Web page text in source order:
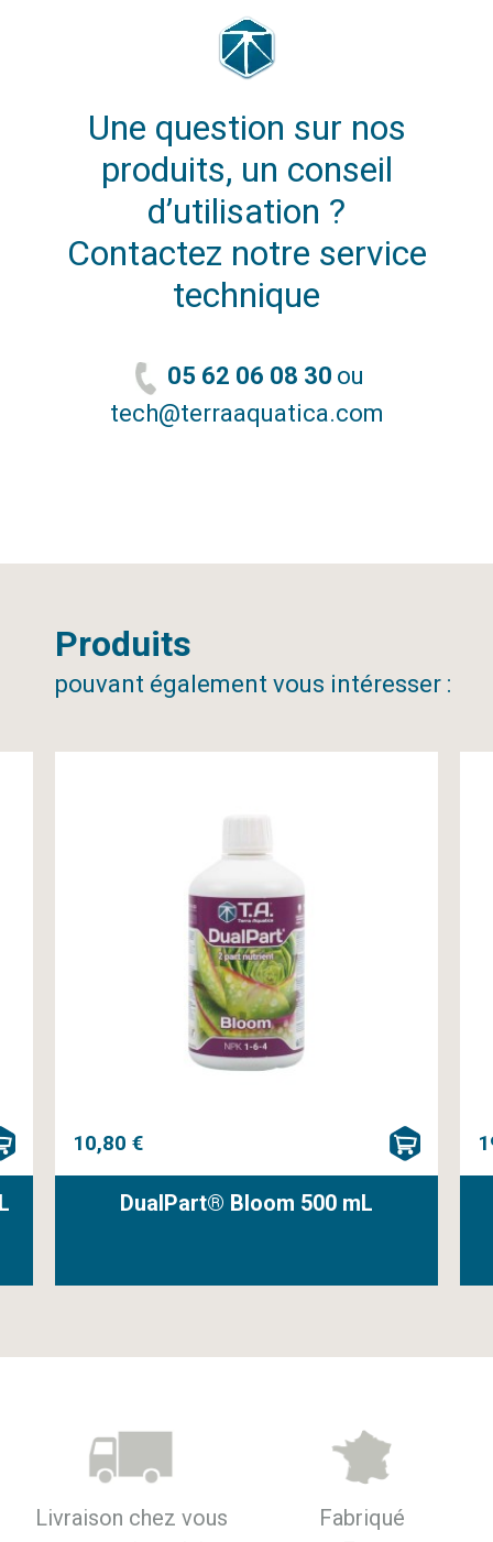
Une question sur nos
produits, un conseil
d’utilisation ?
Contactez notre service
technique
05 62 06 08 30 ou
tech@terraaquatica.com
Produits
pouvant également vous intéresser :
10,80 €
DualPart® Bloom 500 mL
Livraison chez vous
Fabriqué